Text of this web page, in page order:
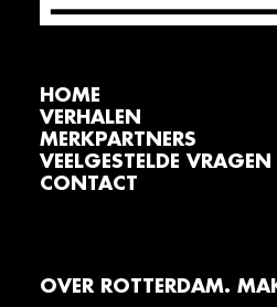
HOME
VERHALEN
MERKPARTNERS
VEELGESTELDE VRAGEN
CONTACT
OVER ROTTERDAM.